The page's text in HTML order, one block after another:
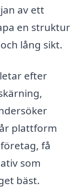
av ett
en struktur
lång sikt.
efter
plattform
få
som
bäst.